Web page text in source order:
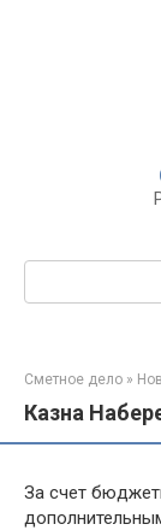
Поиск:
Сметное дело »
Казна
За счет